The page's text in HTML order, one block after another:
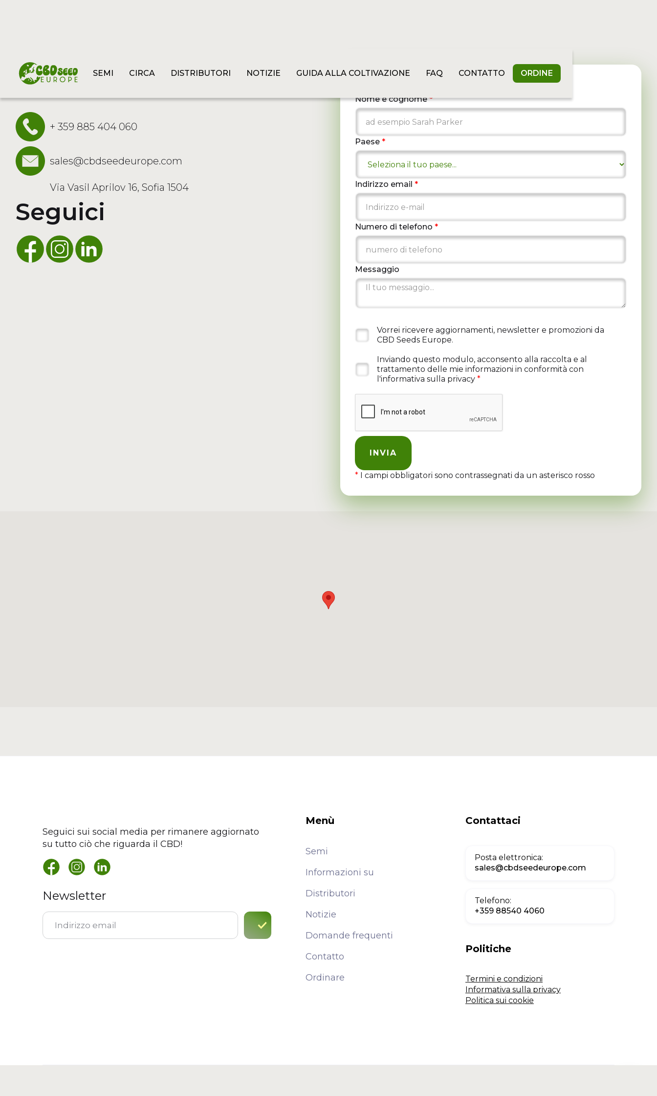
SEMI CIRCA DISTRIBUTORI NOTIZIE GUIDA ALLA COLTIVAZIONE FAQ CONTATTO ORDINE
Contattaci
+ 359 885 404 060
sales@cbdseedeurope.com
Via Vasil Aprilov 16, Sofia 1504
Seguici
Nome e cognome*
Paese *
Indirizzo email *
Numero di telefono *
Messaggio
Vorrei ricevere aggiornamenti, newsletter e promozioni da
CBD Seeds Europe.
Inviando questo modulo, acconsento alla raccolta e al
trattamento delle mie informazioni in conformità con
l'informativa sulla privacy *
* I campi obbligatori sono contrassegnati da un asterisco rosso
Seguici sui social media per rimanere aggiornato
su tutto ciò che riguarda il CBD!
Newsletter
Menù
Semi
Informazioni su
Distributori
Notizie
Domande frequenti
Contatto
Ordinare
Contattaci
Posta elettronica:
sales@cbdseedeurope.com
Telefono:
+359 88540 4060
Politiche
Termini e condizioni
Informativa sulla privacy
Politica sui cookie